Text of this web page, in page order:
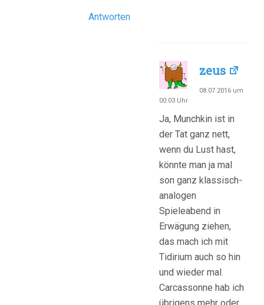
Antworten
zeus
08.07.2016 um
00:03 Uhr
Ja, Munchkin ist in
der Tat ganz nett,
wenn du Lust hast,
könnte man ja mal
son ganz klassisch-
analogen
Spieleabend in
Erwägung ziehen,
das mach ich mit
Tidirium auch so hin
und wieder mal.
Carcassonne hab ich